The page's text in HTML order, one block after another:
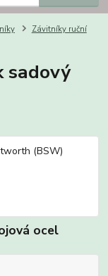
Závitníky ruční
sadový
ocel